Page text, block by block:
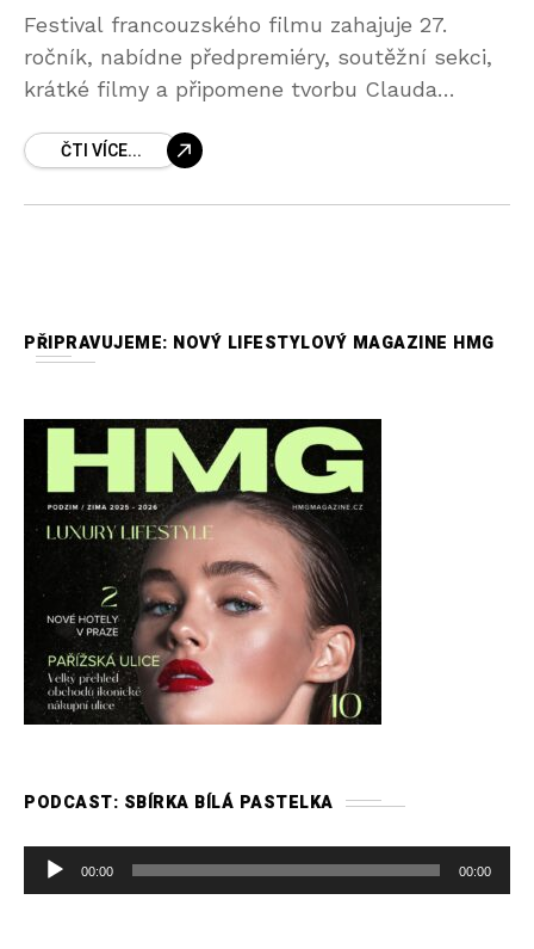
Festival francouzského filmu zahajuje 27.
ročník, nabídne předpremiéry, soutěžní sekci,
krátké filmy a připomene tvorbu Clauda
slavnostně zahájen v centru Prahy ve čtvrtek
ČTI VÍCE...
PŘIPRAVUJEME: NOVÝ LIFESTYLOVÝ MAGAZINE HMG
PODCAST: SBÍRKA BÍLÁ PASTELKA
u
00:00 00:00